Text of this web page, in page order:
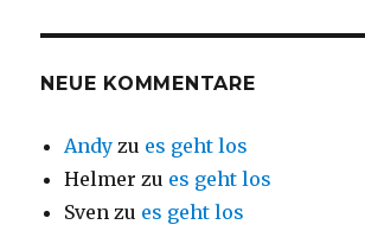
NEUE KOMMENTARE
Andy zu es geht los
Helmer zu es geht los
Sven zu es geht los